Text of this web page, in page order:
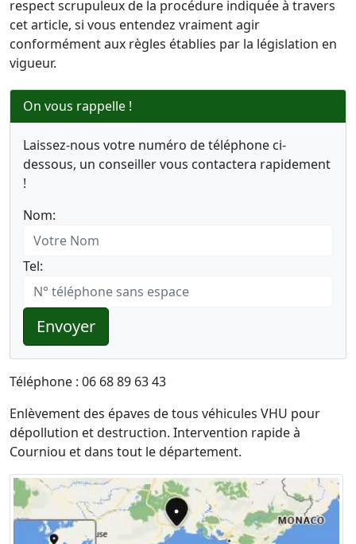
respect scrupuleux de la procédure indiquée à travers
cet article, si vous entendez vraiment agir
conformément aux règles établies par la législation en
vigueur.
On vous rappelle !
Laissez-nous votre numéro de téléphone ci-
dessous, un conseiller vous contactera rapidement
!
Nom:
Tel:
Envoyer
Téléphone : 06 68 89 63 43
Enlèvement des épaves de tous véhicules VHU pour
dépollution et destruction. Intervention rapide à
Courniou et dans tout le département.